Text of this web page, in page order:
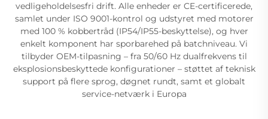
vedligeholdelsesfri drift. Alle enheder er CE-certificerede,
samlet under ISO 9001-kontrol og udstyret med motorer
med 100 % kobbertråd (IP54/IP55-beskyttelse), og hver
enkelt komponent har sporbarehed på batchniveau. Vi
tilbyder OEM-tilpasning – fra 50/60 Hz dualfrekvens til
eksplosionsbeskyttede konfigurationer – støttet af teknisk
support på flere sprog, døgnet rundt, samt et globalt
service-netværk i Europa